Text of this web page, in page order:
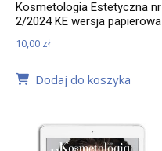
Kosmetologia Estetyczna nr
2/2024 KE wersja papierowa
10,00 zł
Dodaj do koszyka